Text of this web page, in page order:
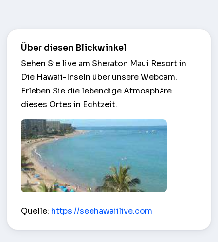
Über diesen Blickwinkel
Sehen Sie live am Sheraton Maui Resort in
Die Hawaii-Inseln über unsere Webcam.
Erleben Sie die lebendige Atmosphäre
dieses Ortes in Echtzeit.
Quelle: https://seehawaiilive.com